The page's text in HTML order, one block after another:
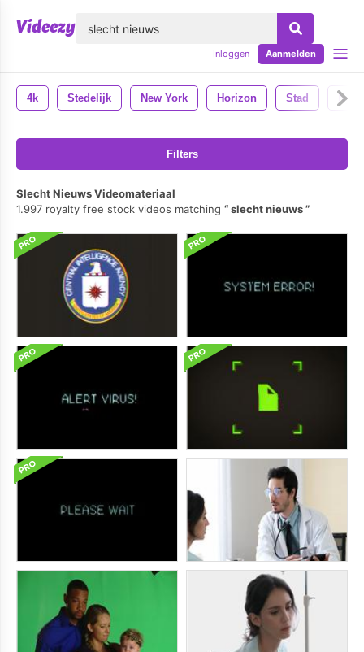
Inloggen Aanmelden
4k Stedelijk New York Horizon Stad Nyc
Filters
Slecht Nieuws Videomateriaal
1.997 royalty free stock videos matching
slecht nieuws